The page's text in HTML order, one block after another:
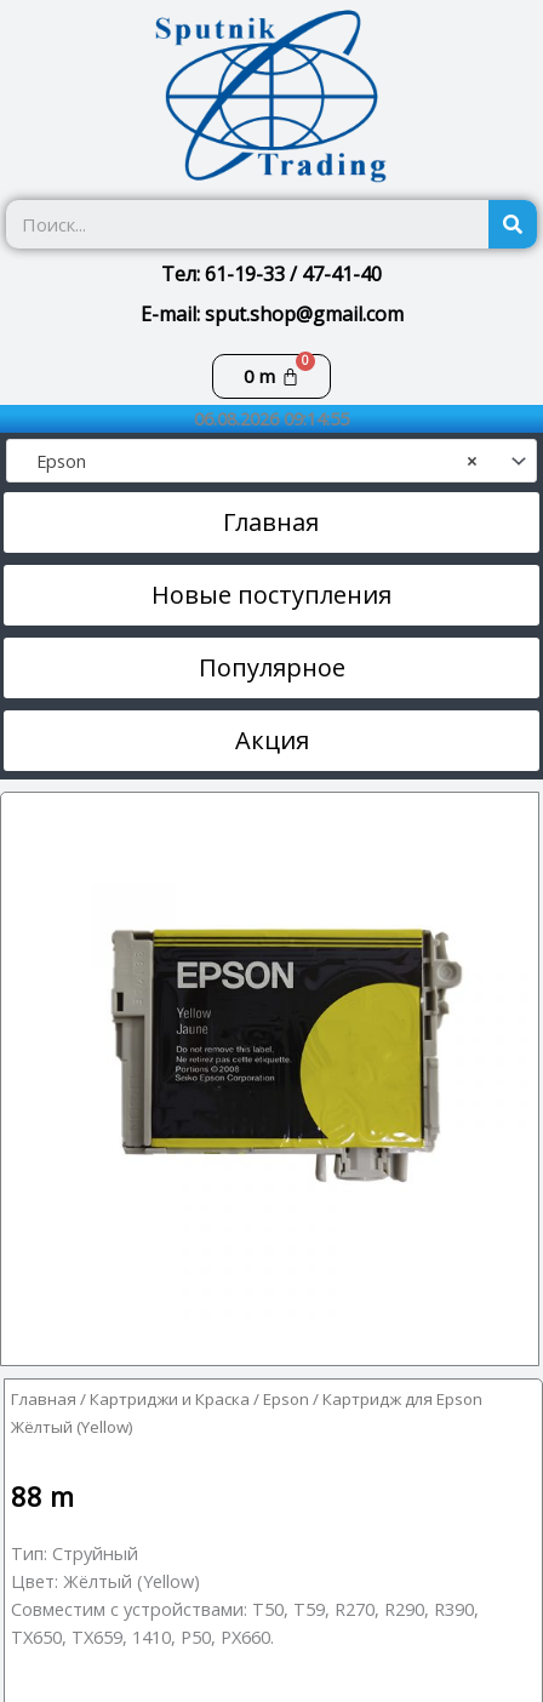
Тел: 61-19-33 / 47-41-40
E-mail: sput.shop@gmail.com
0m
Корзина
06.08.2026 09:14:55
×
Epson
Главная
Новые поступления
Популярное
Акция
Главная / Картриджи и Краска / Epson / Картридж для Epson
Жёлтый (Yellow)
88 m
Тип: Струйный
Цвет: Жёлтый (Yellow)
Совместим с устройствами: T50, T59, R270, R290, R390,
TX650, TX659, 1410, P50, PX660.